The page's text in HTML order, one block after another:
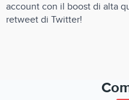
account con il boost di alta
retweet di Twitter!